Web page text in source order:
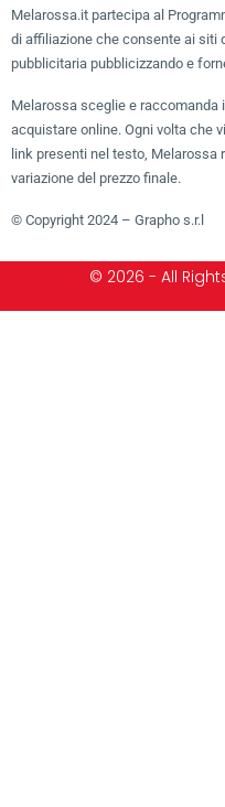
Melarossa.it partecipa al
di affiliazione che consente ai siti
pubblicitaria pubblicizzando e
Melarossa sceglie e raccomanda
acquistare online. Ogni volta che
link presenti nel testo,
variazione del prezzo finale.
© Copyright 2024 – Grapho s.r.l
© 2026 - All